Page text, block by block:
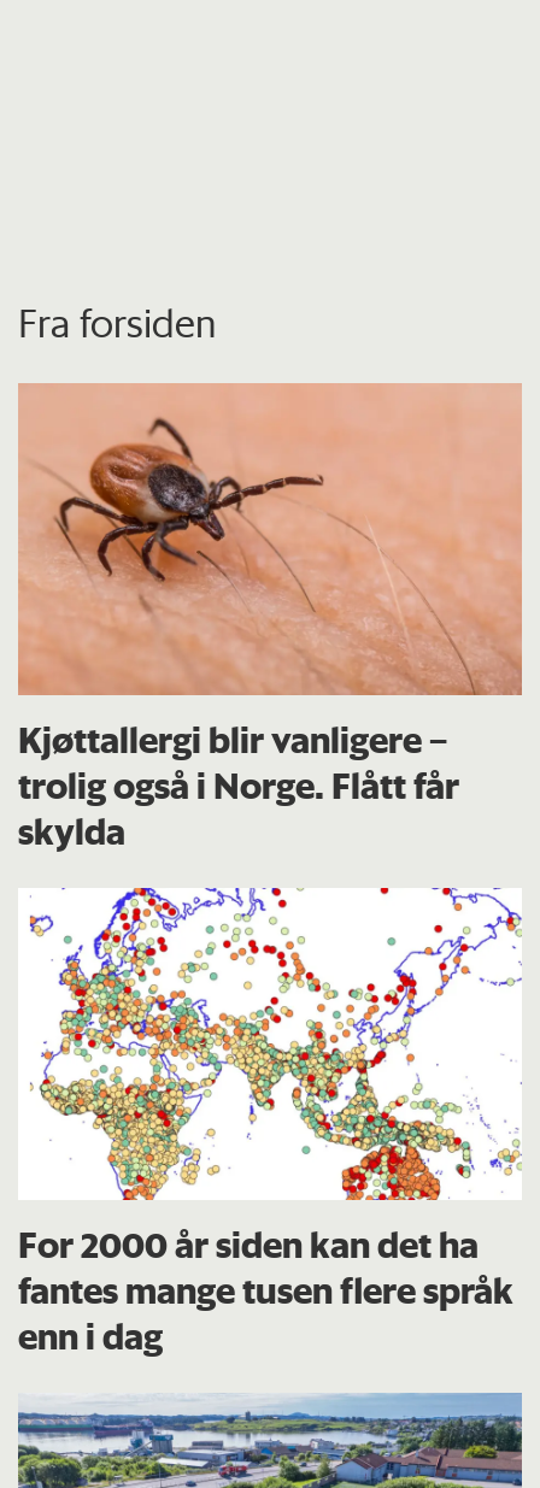
Fra forsiden
Kjøttallergi blir vanligere –
trolig også i Norge. Flått får
skylda
For 2000 år siden kan det ha
fantes mange tusen flere språk
enn i dag